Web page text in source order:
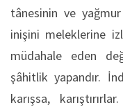
tânesinin ve
inişini meleklerine
müdahale eden
şâhitlik yapandır.
karışsa,